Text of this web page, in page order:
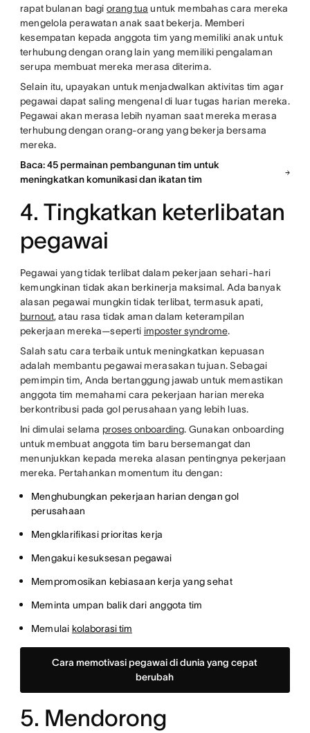
rapat bulanan bagi orang tua untuk membahas cara mereka
mengelola perawatan anak saat bekerja. Memberi
kesempatan kepada anggota tim yang memiliki anak untuk
terhubung dengan orang lain yang memiliki pengalaman
serupa membuat mereka merasa diterima.
Selain itu, upayakan untuk menjadwalkan aktivitas tim agar
pegawai dapat saling mengenal di luar tugas harian mereka.
Pegawai akan merasa lebih nyaman saat mereka merasa
terhubung dengan orang-orang yang bekerja bersama
mereka.
Baca: 45 permainan pembangunan tim untuk
meningkatkan komunikasi dan ikatan tim
4. Tingkatkan keterlibatan
pegawai
Pegawai yang tidak terlibat dalam pekerjaan sehari-hari
kemungkinan tidak akan berkinerja maksimal. Ada banyak
alasan pegawai mungkin tidak terlibat, termasuk apati,
burnout, atau rasa tidak aman dalam keterampilan
pekerjaan mereka—seperti imposter syndrome.
Salah satu cara terbaik untuk meningkatkan kepuasan
adalah membantu pegawai merasakan tujuan. Sebagai
pemimpin tim, Anda bertanggung jawab untuk memastikan
anggota tim memahami cara pekerjaan harian mereka
berkontribusi pada gol perusahaan yang lebih luas.
Ini dimulai selama proses onboarding. Gunakan onboarding
untuk membuat anggota tim baru bersemangat dan
menunjukkan kepada mereka alasan pentingnya pekerjaan
mereka. Pertahankan momentum itu dengan:
Menghubungkan pekerjaan harian dengan gol
perusahaan
Mengklarifikasi prioritas kerja
Mengakui kesuksesan pegawai
Mempromosikan kebiasaan kerja yang sehat
Meminta umpan balik dari anggota tim
Memulai kolaborasi tim
Cara memotivasi pegawai di dunia yang cepat
berubah
5. Mendorong